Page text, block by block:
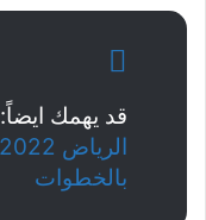
قد يهمك ايضاً:
بالخطوات